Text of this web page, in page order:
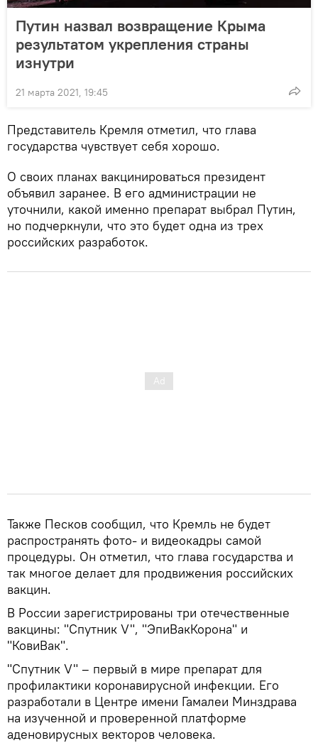
Путин назвал возвращение Крыма
результатом укрепления страны
изнутри
21 марта 2021, 19:45
Представитель Кремля отметил, что глава
государства чувствует себя хорошо.
О своих планах вакцинироваться президент
объявил заранее. В его администрации не
уточнили, какой именно препарат выбрал Путин,
но подчеркнули, что это будет одна из трех
российских разработок.
Также Песков сообщил, что Кремль не будет
распространять фото- и видеокадры самой
процедуры. Он отметил, что глава государства и
так многое делает для продвижения российских
вакцин.
В России зарегистрированы три отечественные
вакцины: "Спутник V", "ЭпиВакКорона" и
"КовиВак".
"Спутник V" – первый в мире препарат для
профилактики коронавирусной инфекции. Его
разработали в Центре имени Гамалеи Минздрава
на изученной и проверенной платформе
аденовирусных векторов человека.